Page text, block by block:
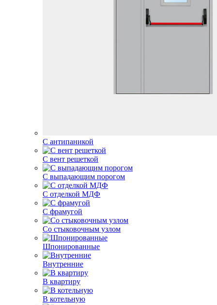
С антипаникой
С вент решеткой
С выпадающим порогом
С отделкой МДФ
С фрамугой
Со стыковочным узлом
Шпонированные
Внутренние
В квартиру
В котельную